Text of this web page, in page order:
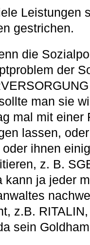
Leistungen
gestrichen.
die
der
man sie
mal mit einer
lassen,
ihnen
z. B.
kann ja jeder
z.B.
sein